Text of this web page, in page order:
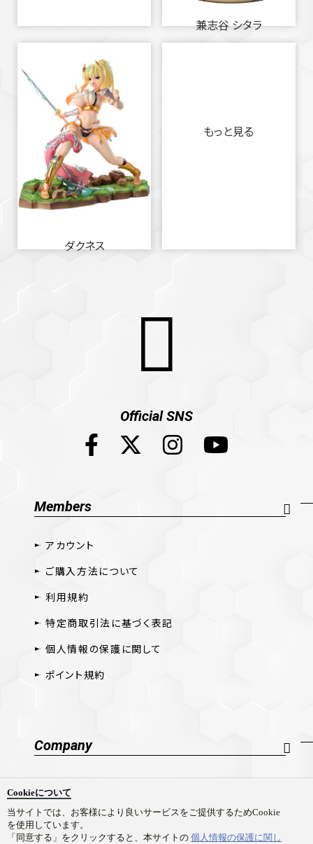
Cookieについて
当サイトでは、お客様により良いサービスをご提供するためCookie
を使用しています。
「同意する」をクリックすると、本サイトの 個人情報の保護に関し
兼志谷 シタラ
ダクネス
もっと見る
Official SNS
Members
アカウント
ご購入方法について
利用規約
特定商取引法に基づく表記
個人情報の保護に関して
ポイント規約
Company
採用情報
お問い合わせ